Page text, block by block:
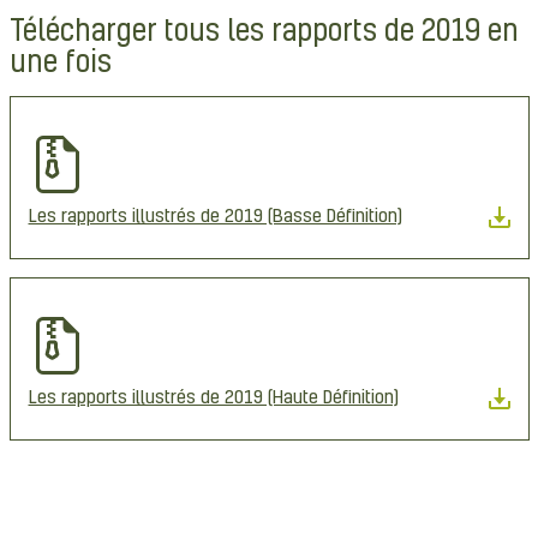
Télécharger tous les rapports de 2019 en
une fois
Les rapports illustrés de 2019 (Basse Définition)
Les rapports illustrés de 2019 (Haute Définition)